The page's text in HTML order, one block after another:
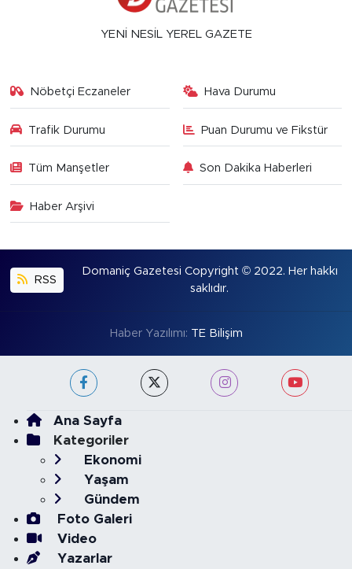
YENİ NESİL YEREL GAZETE
Nöbetçi Eczaneler Hava Durumu
Trafik Durumu Puan Durumu ve Fikstür
Tüm Manşetler Son Dakika Haberleri
Haber Arşivi
RSS
Domaniç Gazetesi Copyright © 2022. Her hakkı
saklıdır.
Haber Yazılımı: TE Bilişim
Ana Sayfa
Kategoriler
Ekonomi
Yaşam
Gündem
Foto Galeri
Video
Yazarlar